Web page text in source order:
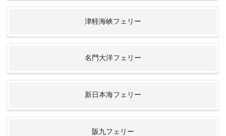
津軽海峡フェリー
名門大洋フェリー
新日本海フェリー
阪九フェリー